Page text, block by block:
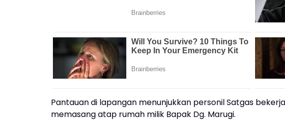
Pantauan di lapangan menunjukkan personil Satgas
memasang atap rumah milik Bapak Dg. Marugi.